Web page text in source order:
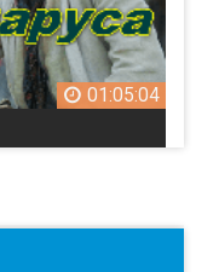
01:05:04